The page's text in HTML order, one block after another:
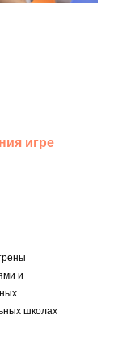
игре
и
школах